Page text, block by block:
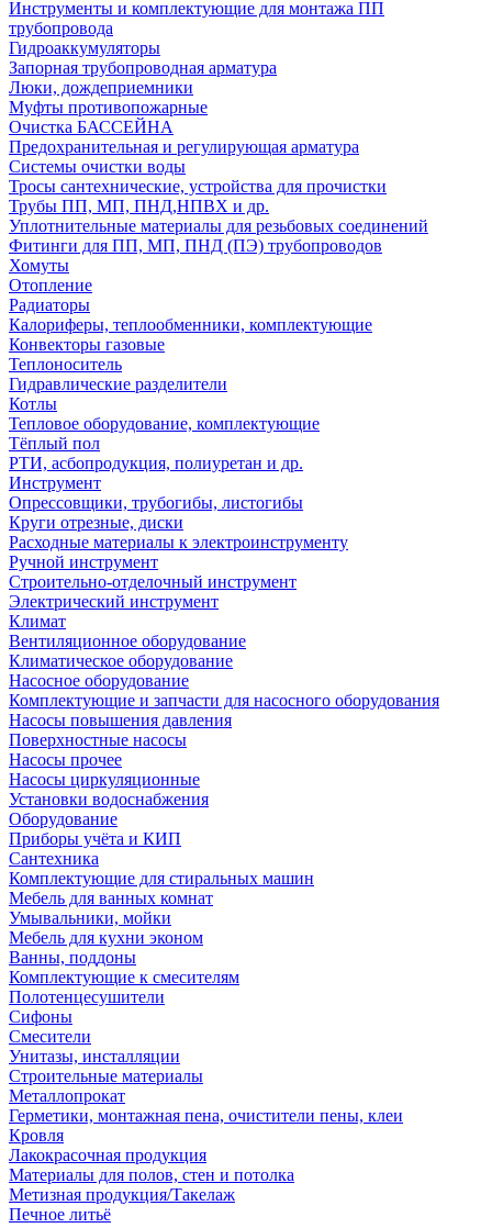
Инструменты и комплектующие для монтажа ПП
трубопровода
Гидроаккумуляторы
Запорная трубопроводная арматура
Люки, дождеприемники
Муфты противопожарные
Очистка БАССЕЙНА
Предохранительная и регулирующая арматура
Системы очистки воды
Тросы сантехнические, устройства для прочистки
Трубы ПП, МП, ПНД,НПВХ и др.
Уплотнительные материалы для резьбовых соединений
Фитинги для ПП, МП, ПНД (ПЭ) трубопроводов
Хомуты
Отопление
Радиаторы
Калориферы, теплообменники, комплектующие
Конвекторы газовые
Теплоноситель
Гидравлические разделители
Котлы
Тепловое оборудование, комплектующие
Тёплый пол
РТИ, асбопродукция, полиуретан и др.
Инструмент
Опрессовщики, трубогибы, листогибы
Круги отрезные, диски
Расходные материалы к электроинструменту
Ручной инструмент
Строительно-отделочный инструмент
Электрический инструмент
Климат
Вентиляционное оборудование
Климатическое оборудование
Насосное оборудование
Комплектующие и запчасти для насосного оборудования
Насосы повышения давления
Поверхностные насосы
Насосы прочее
Насосы циркуляционные
Установки водоснабжения
Оборудование
Приборы учёта и КИП
Сантехника
Комплектующие для стиральных машин
Мебель для ванных комнат
Умывальники, мойки
Мебель для кухни эконом
Ванны, поддоны
Комплектующие к смесителям
Полотенцесушители
Сифоны
Смесители
Унитазы, инсталляции
Строительные материалы
Металлопрокат
Герметики, монтажная пена, очистители пены, клеи
Кровля
Лакокрасочная продукция
Материалы для полов, стен и потолка
Метизная продукция/Такелаж
Печное литьё